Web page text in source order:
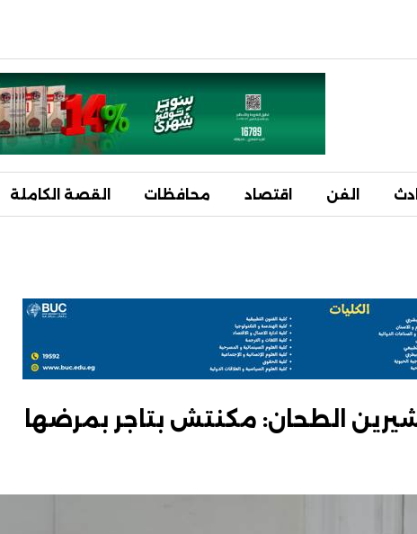
الفن اقتصاد محافظات القصة الكاملة
الطحان: مكنتش بتاجر بمرضها